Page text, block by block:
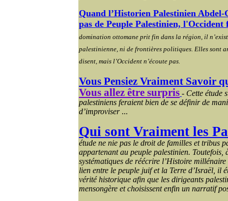
Quand l’Historien Palestinien Abdel-
pas de Peuple Palestinien, l'Occident
domination ottomane prit fin dans la région, il
palestinienne, ni de frontières politiques. Elles sont
disent, mais l’Occident n’écoute pas.
Vous Pensiez Vraiment Savoir
Vous allez être surpris - Cette étude
palestiniens feraient bien de se définir de
d’improviser...
Qui sont Vraiment les
étude ne nie pas le droit de familles et tribus
appartenant au peuple palestinien. Toutefois,
systématiques de réécrire l’Histoire
lien entre le peuple juif et la Terre d’Israël, il
vérité historique afin que les dirigeants
mensongère et choisissent enfin un narratif